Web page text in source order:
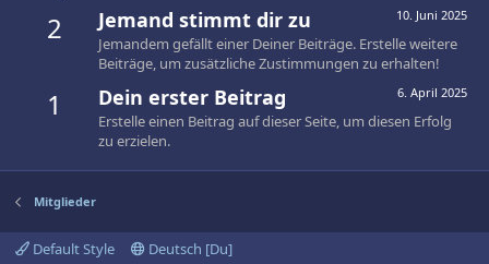
2 10. Juni 2025
Jemand stimmt dir zu
Jemandem gefällt einer Deiner Beiträge. Erstelle weitere
Beiträge, um zusätzliche Zustimmungen zu erhalten!
1 6. April 2025
Dein erster Beitrag
Erstelle einen Beitrag auf dieser Seite, um diesen Erfolg
zu erzielen.
Mitglieder
Default Style Deutsch [Du]